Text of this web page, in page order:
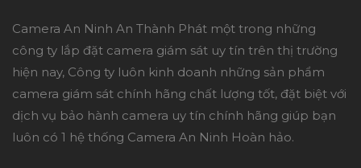
Camera An Ninh An Thành Phát một trong những
công ty lắp đặt camera giám sát uy tín trên thị trường
hiện nay, Công ty luôn kinh doanh những sản phẩm
camera giám sát chính hãng chất lượng tốt, đặt biệt với
dịch vụ bảo hành camera uy tín chính hãng giúp bạn
luôn có 1 hệ thống Camera An Ninh Hoàn hảo.